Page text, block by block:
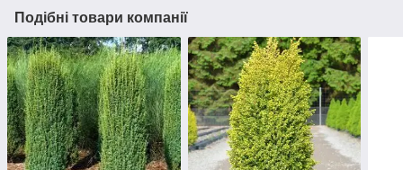
Подібні товари компанії